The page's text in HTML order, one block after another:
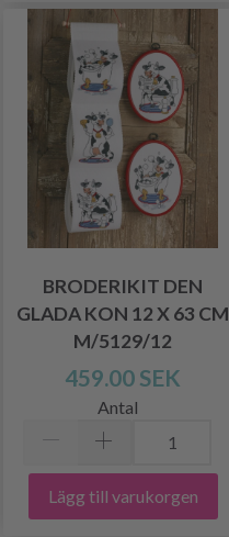
BRODERIKIT DEN
GLADA KON 12 X 63 CM
M/5129/12
459.00 SEK
Antal
Lägg till varukorgen